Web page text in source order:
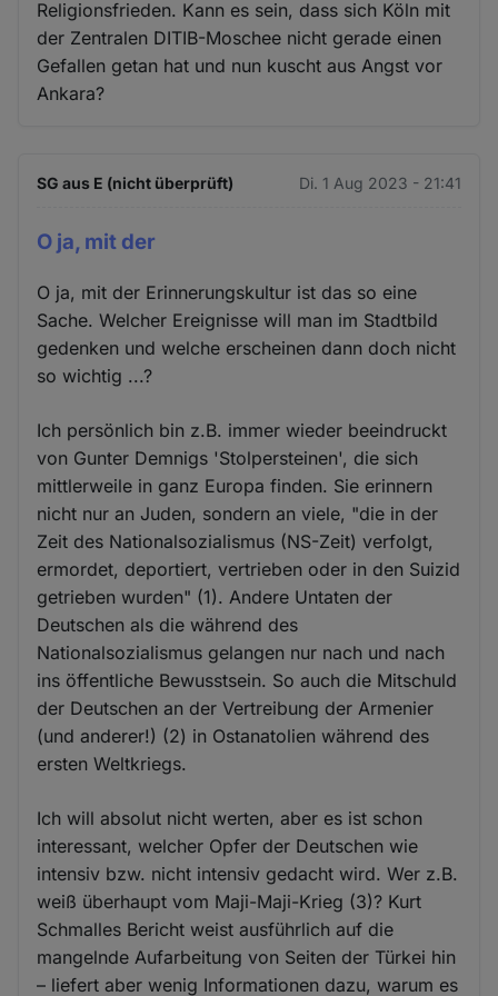
Religionsfrieden. Kann es sein, dass sich Köln mit
der Zentralen DITIB-Moschee nicht gerade einen
Gefallen getan hat und nun kuscht aus Angst vor
Ankara?
SG aus E (nicht überprüft) Di. 1 Aug 2023 - 21:41
O ja, mit der
O ja, mit der Erinnerungskultur ist das so eine
Sache. Welcher Ereignisse will man im Stadtbild
gedenken und welche erscheinen dann doch nicht
so wichtig ...?
Ich persönlich bin z.B. immer wieder beeindruckt
von Gunter Demnigs 'Stolpersteinen', die sich
mittlerweile in ganz Europa finden. Sie erinnern
nicht nur an Juden, sondern an viele, "die in der
Zeit des Nationalsozialismus (NS-Zeit) verfolgt,
ermordet, deportiert, vertrieben oder in den Suizid
getrieben wurden" (1). Andere Untaten der
Deutschen als die während des
Nationalsozialismus gelangen nur nach und nach
ins öffentliche Bewusstsein. So auch die Mitschuld
der Deutschen an der Vertreibung der Armenier
(und anderer!) (2) in Ostanatolien während des
ersten Weltkriegs.
Ich will absolut nicht werten, aber es ist schon
interessant, welcher Opfer der Deutschen wie
intensiv bzw. nicht intensiv gedacht wird. Wer z.B.
weiß überhaupt vom Maji-Maji-Krieg (3)? Kurt
Schmalles Bericht weist ausführlich auf die
mangelnde Aufarbeitung von Seiten der Türkei hin
– liefert aber wenig Informationen dazu, warum es